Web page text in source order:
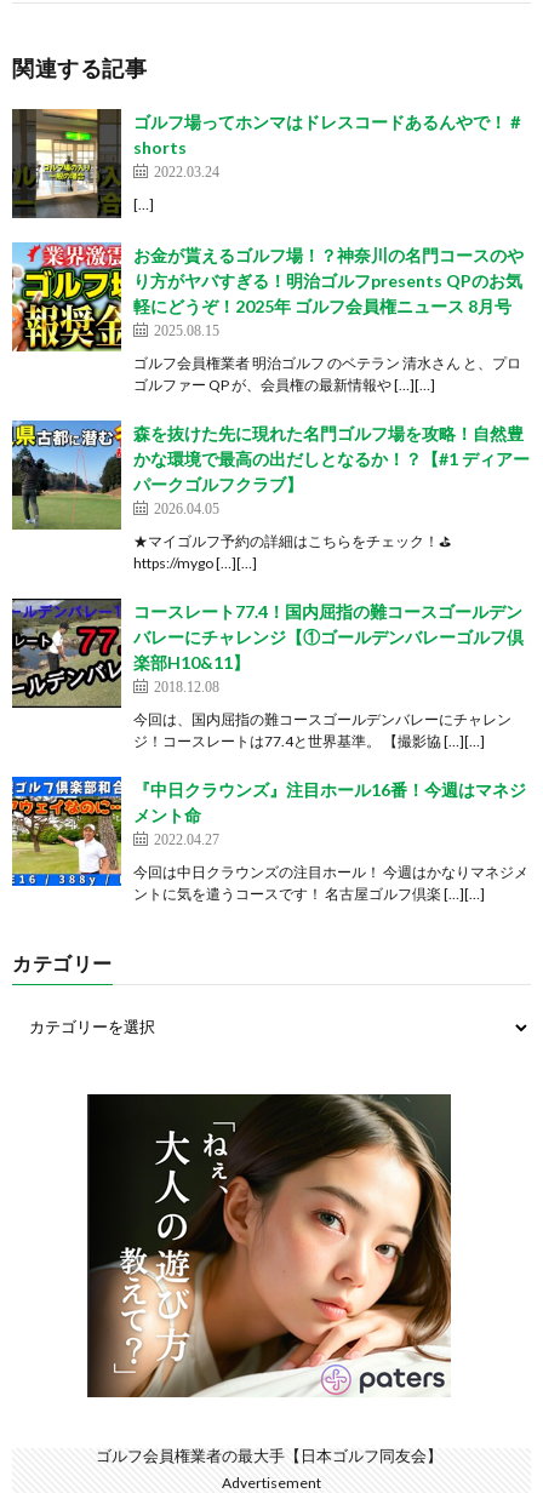
関連する記事
ゴルフ場ってホンマはドレスコードあるんやで！＃
shorts
2022.03.24
[…]
お金が貰えるゴルフ場！？神奈川の名門コースのや
り方がヤバすぎる！明治ゴルフpresents QPのお気
軽にどうぞ！2025年 ゴルフ会員権ニュース 8月号
2025.08.15
ゴルフ会員権業者 明治ゴルフ のベテラン 清水さん と、プロ
ゴルファー QP が、会員権の最新情報や […][…]
森を抜けた先に現れた名門ゴルフ場を攻略！自然豊
かな環境で最高の出だしとなるか！？【#1 ディアー
パークゴルフクラブ】
2026.04.05
★マイゴルフ予約の詳細はこちらをチェック！⛳️
https://mygo […][…]
コースレート77.4！国内屈指の難コースゴールデン
バレーにチャレンジ【①ゴールデンバレーゴルフ倶
楽部H10&11】
2018.12.08
今回は、国内屈指の難コースゴールデンバレーにチャレン
ジ！コースレートは77.4と世界基準。 【撮影協 […][…]
『中日クラウンズ』注目ホール16番！今週はマネジ
メント命
2022.04.27
今回は中日クラウンズの注目ホール！ 今週はかなりマネジメ
ントに気を遣うコースです！ 名古屋ゴルフ倶楽 […][…]
カテゴリー
ゴルフ会員権業者の最大手【日本ゴルフ同友会】
Advertisement